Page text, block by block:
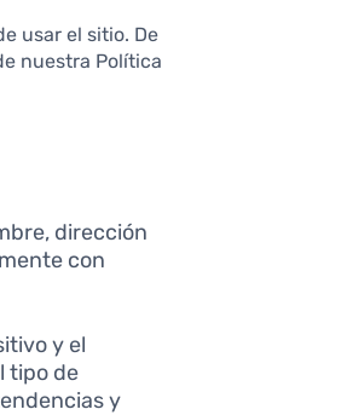
usar el sitio. De
nuestra Política
dirección
con
y el
tipo de
y